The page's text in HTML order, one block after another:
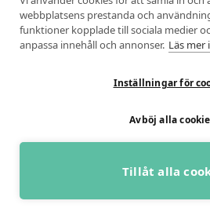
webbplatsens prestanda och
funktioner kopplade till sociala medier
anpassa innehåll och annonser. Läs mer
Inställningar för
Avböj alla
Tillåt alla
Tröskeltest löpning
Tröskeltest skidor
Tröskeltest triathlon (cykel +
Tröskeltest + VO2max
© 2026